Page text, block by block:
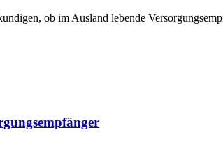
ob im Ausland lebende